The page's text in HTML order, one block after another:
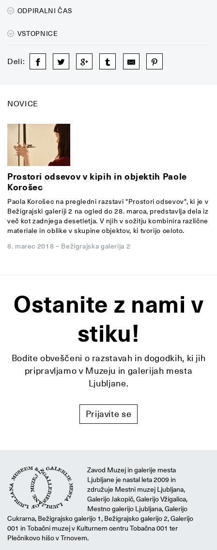
ODPIRALNI ČAS
VSTOPNICE
Deli:
NOVICE
Prostori odsevov v kipih in objektih Paole
Korošec
Paola Korošec na pregledni razstavi "Prostori odsevov", ki je v
Bežigrajski galeriji 2 na ogled do 28. marca, predstavlja dela iz
več kot zadnjega desetletja. V njih v sožitju kombinira različne
materiale in oblike v skupine objektov, ki tvorijo celoto.
8. marec 2018 – Bežigrajska galerija 2
Ostanite z nami v
stiku!
Bodite obveščeni o razstavah in dogodkih, ki jih
pripravljamo v Muzeju in galerijah mesta
Ljubljane.
Prijavite se
Zavod Muzej in galerije mesta
Ljubljane je nastal leta 2009 in
združuje Mestni muzej Ljubljana,
Galerijo Jakopič, Galerijo Vžigalica,
Mestno galerijo Ljubljana, Galerijo
Cukrarna, Bežigrajsko galerijo 1, Bežigrajsko galerijo 2, Galerijo
001 in Tobačni muzej v Kulturnem centru Tobačna 001 ter
Plečnikovo hišo v Trnovem.